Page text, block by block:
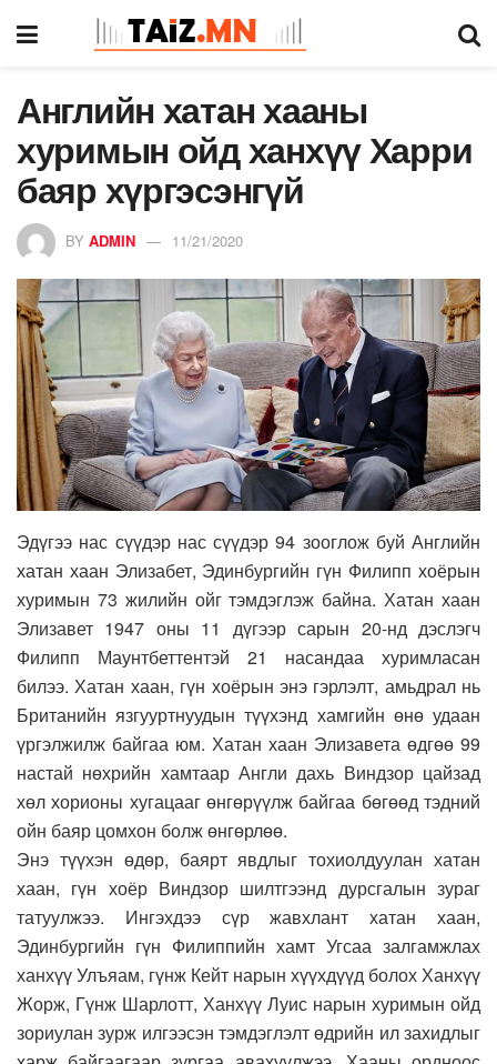
Английн хатан хааны
хуримын ойд ханхүү Харри
баяр хүргэсэнгүй
BY ADMIN 11/21/2020
Эдүгээ нас сүүдэр нас сүүдэр 94 зооглож буй Английн
хатан хаан Элизабет, Эдинбургийн гүн Филипп хоёрын
хуримын 73 жилийн ойг тэмдэглэж байна. Хатан хаан
Элизавет 1947 оны 11 дүгээр сарын 20-нд дэслэгч
Филипп Маунтбеттентэй 21 насандаа хуримласан
билээ. Хатан хаан, гүн хоёрын энэ гэрлэлт, амьдрал нь
Британийн язгууртнуудын түүхэнд хамгийн өнө удаан
үргэлжилж байгаа юм. Хатан хаан Элизавета өдгөө 99
настай нөхрийн хамтаар Англи дахь Виндзор цайзад
хөл хорионы хугацааг өнгөрүүлж байгаа бөгөөд тэдний
ойн баяр цомхон болж өнгөрлөө.
Энэ түүхэн өдөр, баярт явдлыг тохиолдуулан хатан
хаан, гүн хоёр Виндзор шилтгээнд дурсгалын зураг
татуулжээ. Ингэхдээ сүр жавхлант хатан хаан,
Эдинбургийн гүн Филиппийн хамт Угсаа залгамжлах
ханхүү Улъяам, гүнж Кейт нарын хүүхдүүд болох Ханхүү
Жорж, Гүнж Шарлотт, Ханхүү Луис нарын хуримын ойд
зориулан зурж илгээсэн тэмдэглэлт өдрийн ил захидлыг